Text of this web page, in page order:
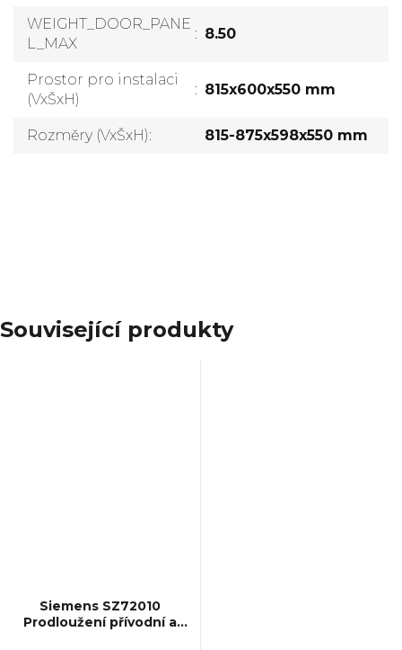
Související produkty
Siemens SZ72010
Prodloužení přívodní a
WEIGHT_DOOR_PANE
L_MAX
: 8.50
Prostor pro instalaci
(VxŠxH)
: 815x600x550 mm
Rozměry (VxŠxH): 815-875x598x550 mm